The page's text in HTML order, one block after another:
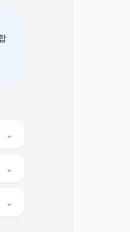
⌄
⌄
⌄